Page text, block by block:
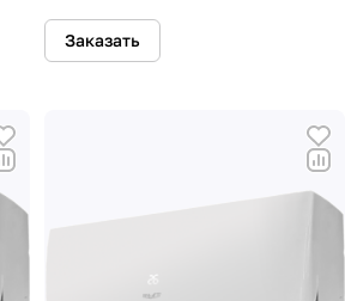
Заказать